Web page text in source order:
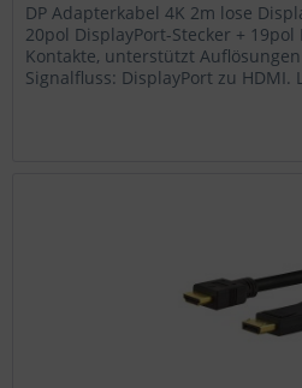
DP Adapterkabel 4K 2m lose
20pol DisplayPort-Stecker +
Kontakte, unterstützt
Signalfluss: DisplayPort zu HDMI.